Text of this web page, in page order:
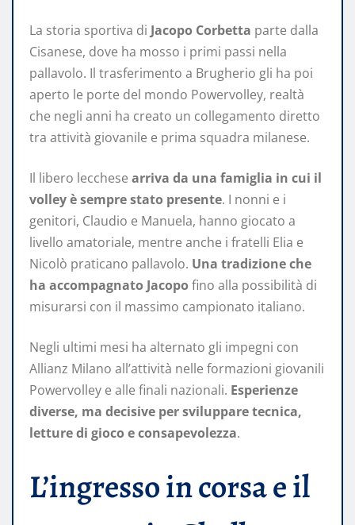
La storia sportiva di Jacopo Corbetta parte dalla
Cisanese, dove ha mosso i primi passi nella
pallavolo. Il trasferimento a Brugherio gli ha poi
aperto le porte del mondo Powervolley, realtà
che negli anni ha creato un collegamento diretto
tra attività giovanile e prima squadra milanese.
Il libero lecchese arriva da una famiglia in cui il
volley è sempre stato presente. I nonni e i
genitori, Claudio e Manuela, hanno giocato a
livello amatoriale, mentre anche i fratelli Elia e
Nicolò praticano pallavolo. Una tradizione che
ha accompagnato Jacopo fino alla possibilità di
misurarsi con il massimo campionato italiano.
Negli ultimi mesi ha alternato gli impegni con
Allianz Milano all’attività nelle formazioni giovanili
Powervolley e alle finali nazionali. Esperienze
diverse, ma decisive per sviluppare tecnica,
letture di gioco e consapevolezza.
L’ingresso in corsa e il